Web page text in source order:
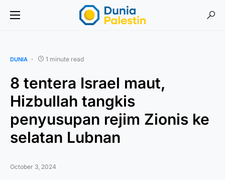
DUNIA 1 minute read
8 tentera Israel maut,
Hizbullah tangkis
penyusupan rejim Zionis ke
selatan Lubnan
October 3, 2024